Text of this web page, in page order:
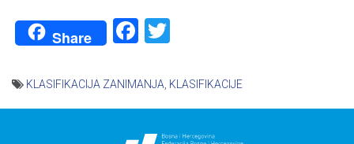
Share Facebook
KLASIFIKACIJA ZANIMANJA KLASIFIKACIJE